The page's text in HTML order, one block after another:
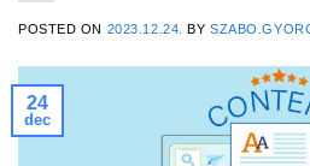
POSTED ON 2023.12.24. BY
24
dec